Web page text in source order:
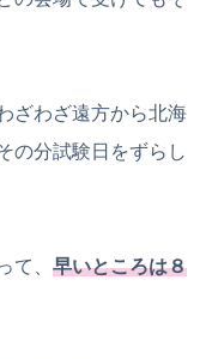
ざわざ遠方から北海
の分試験日をずらし
て、 早いところは８